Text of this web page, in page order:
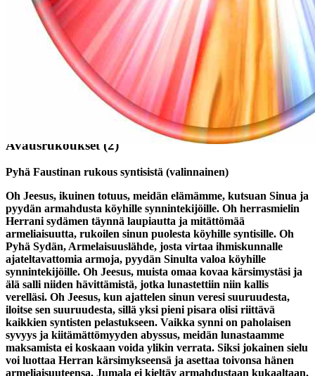
Tee ristimerkki(1)
Isän, Pojan ja Pyhän Hengen nimessä. Amen.
Avausrukoukset (2)
Pyhä Faustinan rukous syntisistä (valinnainen)
Oh Jeesus, ikuinen totuus, meidän elämämme, kutsuan Sinua ja
pyydän armahdusta köyhille synnintekijöille. Oh herrasmielin
Herrani sydämen täynnä laupiautta ja mitättömää
armeliaisuutta, rukoilen sinun puolesta köyhille syntisille. Oh
Pyhä Sydän, Armelaisuuslähde, josta virtaa ihmiskunnalle
ajateltavattomia armoja, pyydän Sinulta valoa köyhille
synnintekijöille. Oh Jeesus, muista omaa kovaa kärsimystäsi ja
älä salli niiden hävittämistä, jotka lunastettiin niin kallis
verelläsi. Oh Jeesus, kun ajattelen sinun veresi suuruudesta,
iloitse sen suuruudesta, sillä yksi pieni pisara olisi riittävä
kaikkien syntisten pelastukseen. Vaikka synni on paholaisen
syvyys ja kiitämättömyyden abyssus, meidän lunastaamme
maksamista ei koskaan voida ylikin verrata. Siksi jokainen sielu
voi luottaa Herran kärsimykseensä ja asettaa toivonsa hänen
armeliaisuuteensa. Jumala ei kieltäy armahdustaan kukaaltaan.